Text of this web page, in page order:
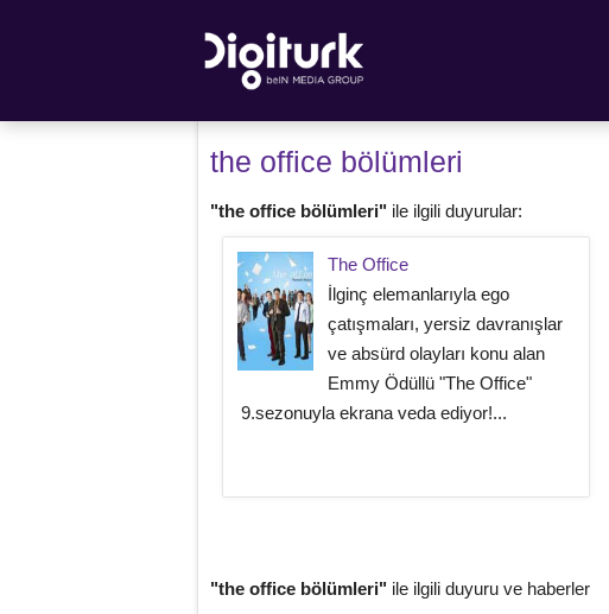
the office bölümleri
"the office bölümleri" ile ilgili duyurular:
The Office
İlginç elemanlarıyla ego
çatışmaları, yersiz davranışlar
ve absürd olayları konu alan
Emmy Ödüllü "The Office"
9.sezonuyla ekrana veda ediyor!...
"the office bölümleri" ile ilgili duyuru ve haberler